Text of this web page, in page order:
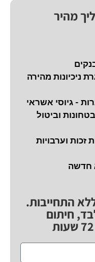
מהיר
ניכיונות מהירה
- גיוסי אשראי
וביטול
זכות וערבויות
חדשה
התחייבות.
חיתום